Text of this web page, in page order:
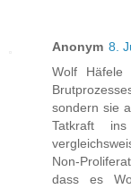
Anonym 8.
Wolf
sondern sie
Tatkraft
Non-
dass es